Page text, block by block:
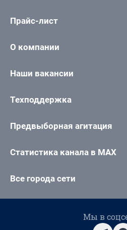
Прайс-лист
О компании
Наши вакансии
Техподдержка
Предвыборная агитация
Статистика канала в MAX
Все города сети
Мы в